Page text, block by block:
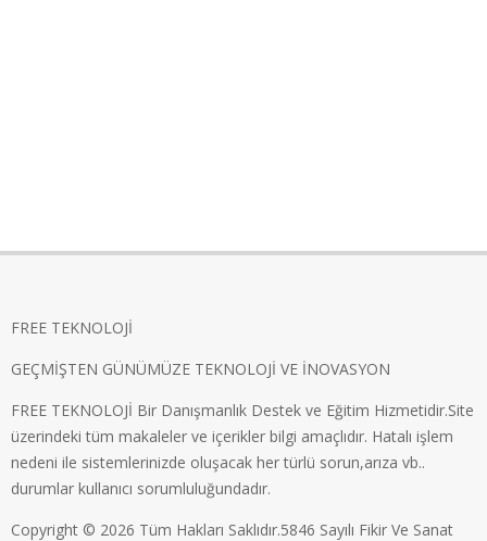
FREE TEKNOLOJİ
GEÇMİŞTEN GÜNÜMÜZE TEKNOLOJİ VE İNOVASYON
FREE TEKNOLOJİ Bir Danışmanlık Destek ve Eğitim Hizmetidir.Site
üzerindeki tüm makaleler ve içerikler bilgi amaçlıdır. Hatalı işlem
nedeni ile sistemlerinizde oluşacak her türlü sorun,arıza vb..
durumlar kullanıcı sorumluluğundadır.
Copyright © 2026 Tüm Hakları Saklıdır.5846 Sayılı Fikir Ve Sanat